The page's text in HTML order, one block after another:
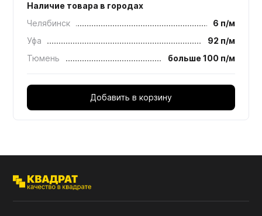
Наличие товара в городах
Челябинск
6 п/м
Уфа
92 п/м
Тюмень
больше 100 п/м
Добавить в корзину